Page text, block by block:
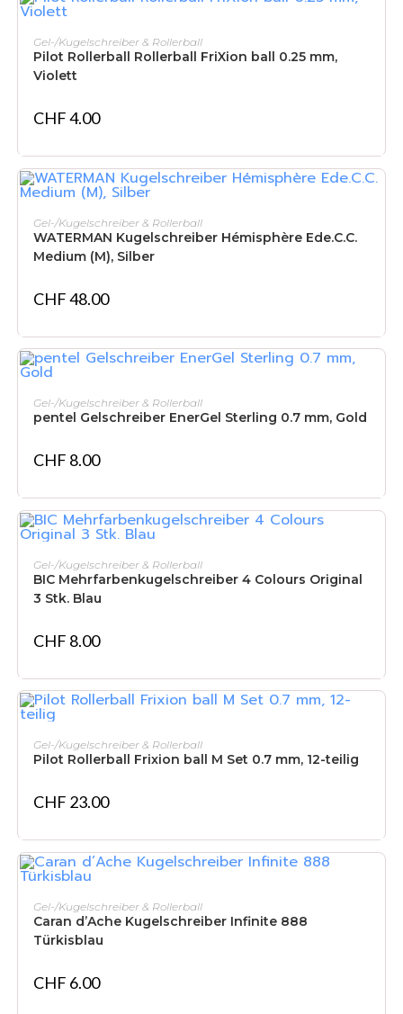
IN DEN WARENKORB
Gel-/Kugelschreiber & Rollerball
Pilot Rollerball Rollerball FriXion ball 0.25 mm,
Violett
CHF4.00
IN DEN WARENKORB
Gel-/Kugelschreiber & Rollerball
WATERMAN Kugelschreiber Hémisphère Ede.C.C.
Medium (M), Silber
CHF48.00
IN DEN WARENKORB
Gel-/Kugelschreiber & Rollerball
pentel Gelschreiber EnerGel Sterling 0.7 mm, Gold
CHF 8.00
IN DEN WARENKORB
Gel-/Kugelschreiber & Rollerball
BIC Mehrfarbenkugelschreiber 4 Colours Original
3 Stk. Blau
CHF 8.00
IN DEN WARENKORB
Gel-/Kugelschreiber & Rollerball
Pilot Rollerball Frixion ball M Set 0.7 mm, 12-teilig
CHF 23.00
IN DEN WARENKORB
Gel-/Kugelschreiber & Rollerball
Caran d’Ache Kugelschreiber Infinite 888
Türkisblau
CHF 6.00